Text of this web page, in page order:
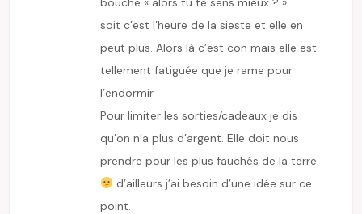
soit c’est l’heure de la sieste et elle en
peut plus. Alors là c’est con mais elle est
tellement fatiguée que je rame pour
l’endormir.
Pour limiter les sorties/cadeaux je dis
qu’on n’a plus d’argent. Elle doit nous
prendre pour les plus fauchés de la terre.
d’ailleurs j’ai besoin d’une idée sur ce
point.